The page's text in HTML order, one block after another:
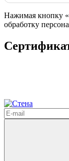
Нажимая кнопку
обработку